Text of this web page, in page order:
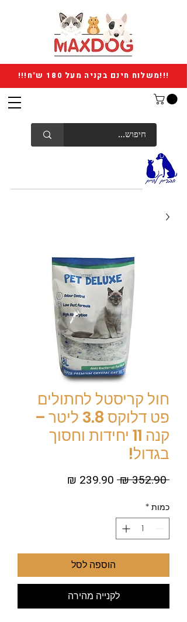
!!!משלוח חינם בקניה מעל 180 ש"ח!!!
חול קריסטל לחתולים
פט דלוקס 3.8 ליטר –
קנה 11 יחידות וחסוך
בגדול!
‏352.90 ‏₪
מחיר
כמות *
הוספה לסל
לקנייה מהירה